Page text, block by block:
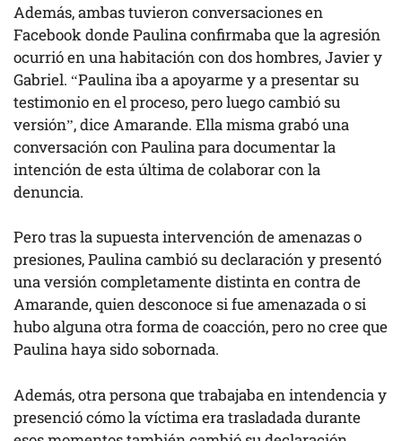
Además, ambas tuvieron conversaciones en
Facebook donde Paulina confirmaba que la agresión
ocurrió en una habitación con dos hombres, Javier y
Gabriel. “Paulina iba a apoyarme y a presentar su
testimonio en el proceso, pero luego cambió su
versión”, dice Amarande. Ella misma grabó una
conversación con Paulina para documentar la
intención de esta última de colaborar con la
denuncia.
Pero tras la supuesta intervención de amenazas o
presiones, Paulina cambió su declaración y presentó
una versión completamente distinta en contra de
Amarande, quien desconoce si fue amenazada o si
hubo alguna otra forma de coacción, pero no cree que
Paulina haya sido sobornada.
Además, otra persona que trabajaba en intendencia y
presenció cómo la víctima era trasladada durante